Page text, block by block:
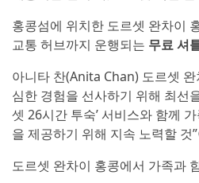
홍콩섬에 위치한 도르셋 완차이
교통 허브까지 운행되는 무료 셔
아니타 찬(Anita Chan) 도르셋
심한 경험을 선사하기 위해 최선
셋 26시간 투숙’ 서비스와 함께
을 제공하기 위해 지속 노력할 것
도르셋 완차이 홍콩에서 가족과